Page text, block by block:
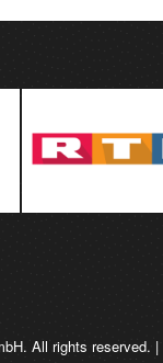
All rights reserved. |